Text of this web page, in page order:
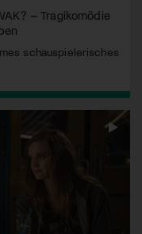
– Tragikomödie
schauspielerisches